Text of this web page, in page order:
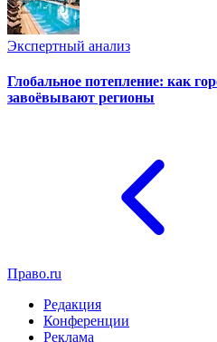
Экспертный анализ
Глобальное потепление: как
завоёвывают регионы
Право.ru
Редакция
Конференции
Реклама